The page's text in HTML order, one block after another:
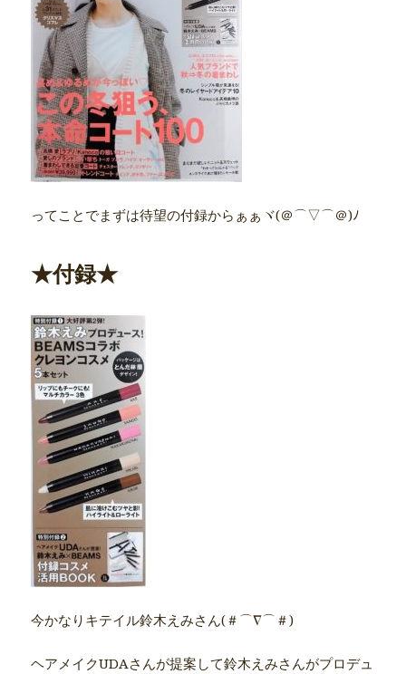
ってことでまずは待望の付録からぁぁヾ(＠⌒▽⌒＠)ﾉ
★付録★
今かなりキテイル鈴木えみさん(＃⌒∇⌒＃)
ヘアメイクUDAさんが提案して鈴木えみさんがプロデュ